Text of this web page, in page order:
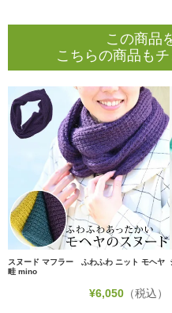
この商品
こちらの商品も
スヌード マフラー ふわふわ ニット モヘヤ
畦 mino
¥6,050 （税込）